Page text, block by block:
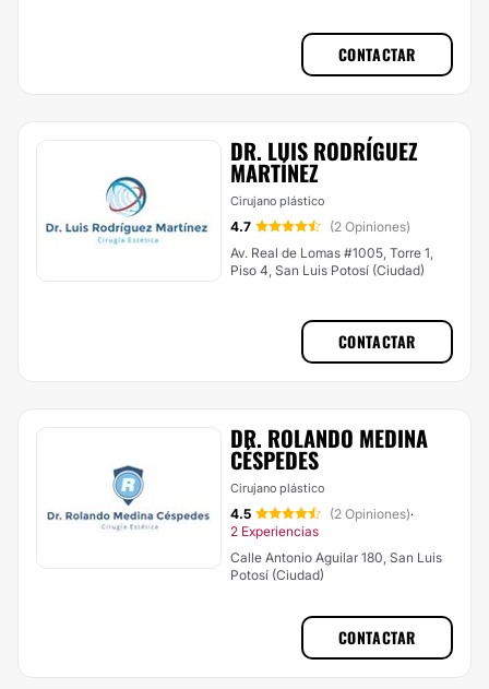
CONTACTAR
DR. LUIS RODRÍGUEZ
MARTÍNEZ
Cirujano plástico
4.7
(2 Opiniones)
Av. Real de Lomas #1005, Torre 1,
Piso 4, San Luis Potosí (Ciudad)
CONTACTAR
DR. ROLANDO MEDINA
CÉSPEDES
Cirujano plástico
4.5 (2 Opiniones)·
2 Experiencias
Calle Antonio Aguilar 180, San Luis
Potosí (Ciudad)
CONTACTAR